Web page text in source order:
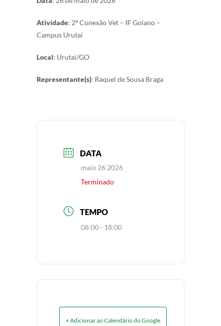
Atividade: 2º Conexão Vet – IF Goiano –
Campus Urutaí
Local: Urutaí/GO
Representante(s): Raquel de Sousa Braga
DATA
maio 26 2026
Terminado
TEMPO
08:00 - 18:00
+ Adicionar ao Calendário do Google